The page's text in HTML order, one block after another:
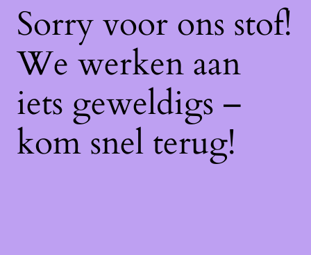
Sorry voor ons stof!
We werken aan
iets geweldigs –
kom snel terug!